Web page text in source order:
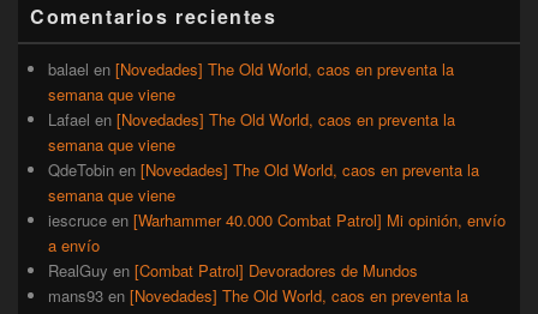
lateral
primaria
Comentarios recientes
balael en [Novedades] The Old World, caos en preventa la
semana que viene
Lafael en [Novedades] The Old World, caos en preventa la
semana que viene
QdeTobin en [Novedades] The Old World, caos en preventa la
semana que viene
iescruce en [Warhammer 40.000 Combat Patrol] Mi opinión, envío
a envío
RealGuy en [Combat Patrol] Devoradores de Mundos
mans93 en [Novedades] The Old World, caos en preventa la